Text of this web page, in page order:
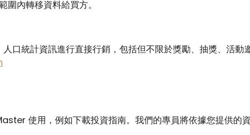
內轉移資料給買方。
口統計資訊進行直接行銷，包括但不限於獎勵、抽獎、活
使用，例如下載投資指南。我們的專員將依據您提供的